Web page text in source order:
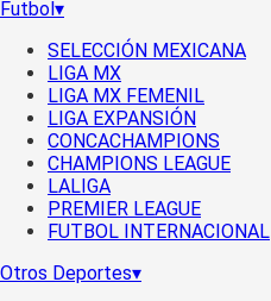
Futbol▾
SELECCIÓN MEXICANA
LIGA MX
LIGA MX FEMENIL
LIGA EXPANSIÓN
CONCACHAMPIONS
CHAMPIONS LEAGUE
LALIGA
PREMIER LEAGUE
FUTBOL INTERNACIONAL
Otros Deportes▾